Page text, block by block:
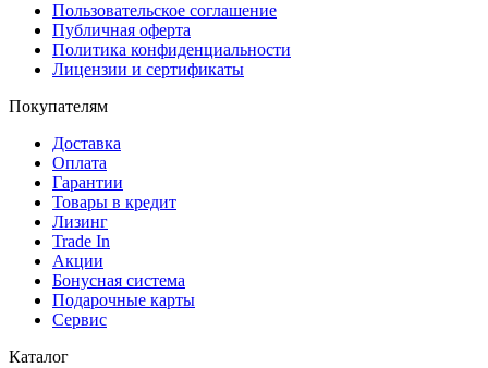
Пользовательское соглашение
Публичная оферта
Политика конфиденциальности
Лицензии и сертификаты
Покупателям
Доставка
Оплата
Гарантии
Товары в кредит
Лизинг
Trade In
Акции
Бонусная система
Подарочные карты
Сервис
Каталог